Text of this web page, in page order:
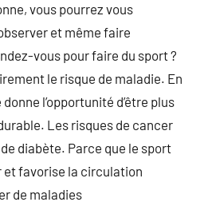
vous pourrez vous
et même faire
vous pour faire du sport ?
le risque de maladie. En
l’opportunité d’être plus
Les risques de cancer
diabète. Parce que le sport
favorise la circulation
de maladies